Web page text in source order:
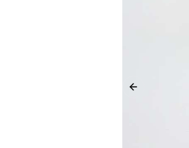
Previous slide